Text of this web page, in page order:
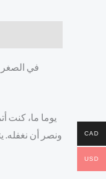
في الصغر
يوما ما، كنت
ونصر أن نغفله.
CAD
USD